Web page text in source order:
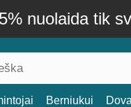
nuolaida tik
Berniukui